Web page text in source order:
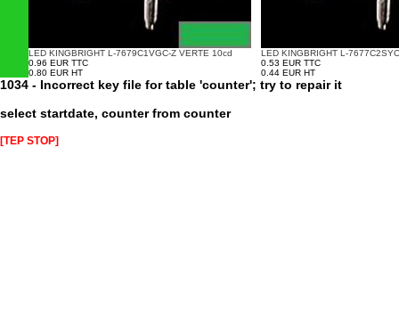
LED KINGBRIGHT L-7679C1VGC-Z VERTE 10cd
0.96 EUR TTC
0.80 EUR HT
LED KINGBRIGHT L-
0.53 EUR TTC
0.44 EUR HT
1034 - Incorrect key file for table 'counter'; try to repair it
select startdate, counter from counter
[TEP STOP]